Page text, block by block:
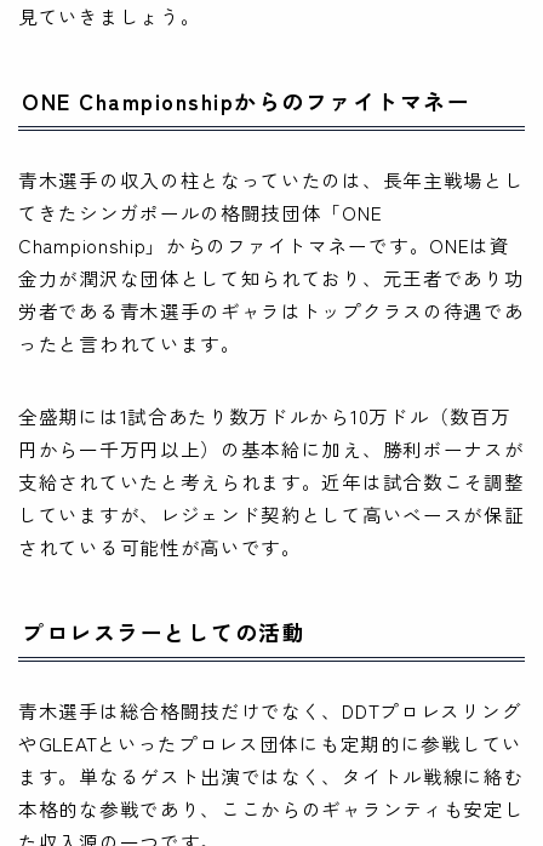
見ていきましょう。
ONE Championshipからのファイトマネー
青木選手の収入の柱となっていたのは、長年主戦場とし
てきたシンガポールの格闘技団体「ONE
Championship」からのファイトマネーです。ONEは資
金力が潤沢な団体として知られており、元王者であり功
労者である青木選手のギャラはトップクラスの待遇であ
ったと言われています。
全盛期には1試合あたり数万ドルから10万ドル（数百万
円から一千万円以上）の基本給に加え、勝利ボーナスが
支給されていたと考えられます。近年は試合数こそ調整
していますが、レジェンド契約として高いベースが保証
されている可能性が高いです。
プロレスラーとしての活動
青木選手は総合格闘技だけでなく、DDTプロレスリング
やGLEATといったプロレス団体にも定期的に参戦してい
ます。単なるゲスト出演ではなく、タイトル戦線に絡む
本格的な参戦であり、ここからのギャランティも安定し